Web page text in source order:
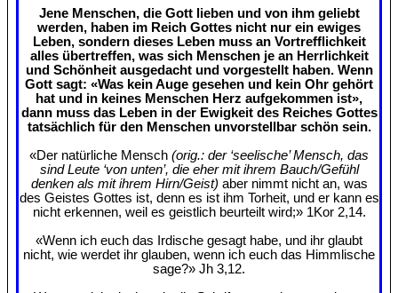
Jene Menschen, die Gott lieben und von ihm geliebt
werden, haben im Reich Gottes nicht nur ein ewiges
Leben, sondern dieses Leben muss an Vortrefflichkeit
alles übertreffen, was sich Menschen je an Herrlichkeit
und Schönheit ausgedacht und vorgestellt haben. Wenn
Gott sagt: «Was kein Auge gesehen und kein Ohr gehört
hat und in keines Menschen Herz aufgekommen ist»,
dann muss das Leben in der Ewigkeit des Reiches Gottes
tatsächlich für den Menschen unvorstellbar schön sein.
«Der natürliche Mensch (orig.: der ‘seelische’ Mensch, das
sind Leute ‘von unten’, die eher mit ihrem Bauch/Gefühl
denken als mit ihrem Hirn/Geist) aber nimmt nicht an, was
des Geistes Gottes ist, denn es ist ihm Torheit, und er kann es
nicht erkennen, weil es geistlich beurteilt wird;» 1Kor 2,14.
«Wenn ich euch das Irdische gesagt habe, und ihr glaubt
nicht, wie werdet ihr glauben, wenn ich euch das Himmlische
sage?» Jh 3,12.